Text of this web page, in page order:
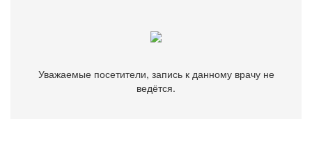
Уважаемые посетители, запись к данному врачу не
ведётся.